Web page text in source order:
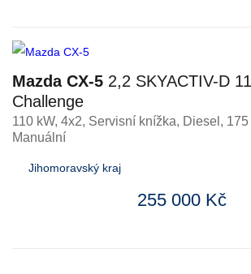
Mazda CX-5 2,2 SKYACTIV-D
Challenge
110 kW, 4x2, Servisní knížka, Diesel ,
Manuální
Jihomoravský kraj
255 000 Kč